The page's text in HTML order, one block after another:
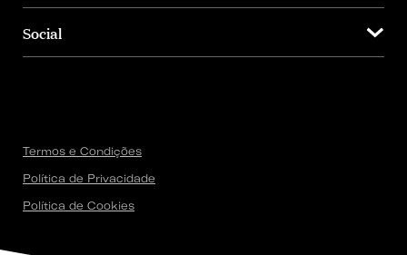
Social
Termos e Condições
Política de Privacidade
Política de Cookies